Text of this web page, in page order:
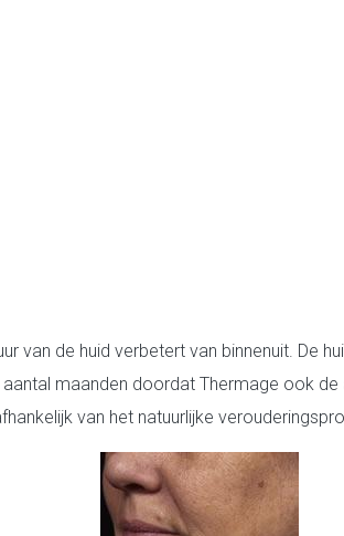
de huid verbetert van binnenuit. De
maanden doordat Thermage ook
van het natuurlijke